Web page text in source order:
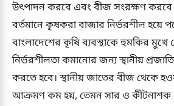
উৎপাদন করবে এবং বীজ সংরক্ষণ করবে
বর্তমানে কৃষকরা বাজার নির্ভরশীল হয়ে
বাংলাদেশের কৃষি ব্যবস্থাকে হুমকির মুখে
নির্ভরশীলতা কমানোর জন্য স্থানীয়
করতে হবে। স্থানীয় জাতের বীজ থেকে
আক্রমণ কম হয়, তেমন সার ও কীটনাশক